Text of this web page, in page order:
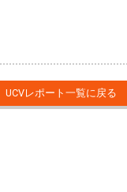
UCVレポート一覧に戻る